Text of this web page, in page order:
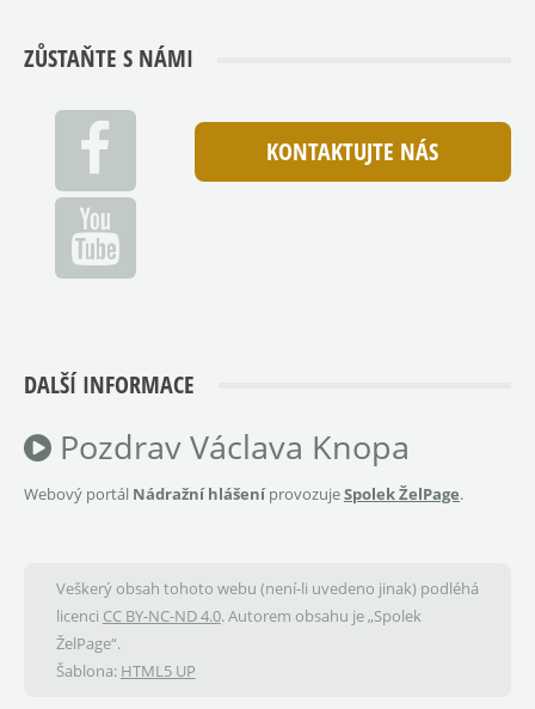
ZŮSTAŇTE S NÁMI
KONTAKTUJTE NÁS
DALŠÍ INFORMACE
Pozdrav Václava Knopa
Webový portál Nádražní hlášeníprovozujeSpolek ŽelPage.
Veškerý obsah tohoto webu (není-li uvedeno jinak) podléhá
licenci CC BY-NC-ND 4.0. Autorem obsahu je „Spolek
ŽelPage“.
Šablona: HTML5 UP